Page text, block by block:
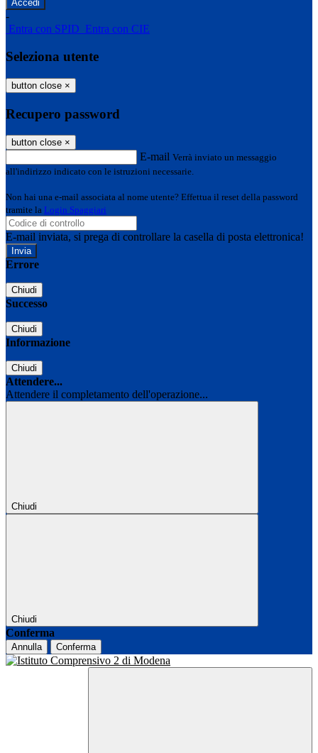
-
Entra con SPID Entra con CIE
Seleziona utente
button close ×
Recupero password
button close ×
E-mail Verrà inviato un messaggio
all'indirizzo indicato con le istruzioni necessarie.
Non hai una e-mail associata al nome utente? Effettua il reset della password
tramite la Login Spaggiari
E-mail inviata, si prega di controllare la casella di posta elettronica!
Errore
Chiudi
Successo
Chiudi
Informazione
Chiudi
Attendere...
Attendere il completamento dell'operazione...
Chiudi
Chiudi
Conferma
Annulla Conferma